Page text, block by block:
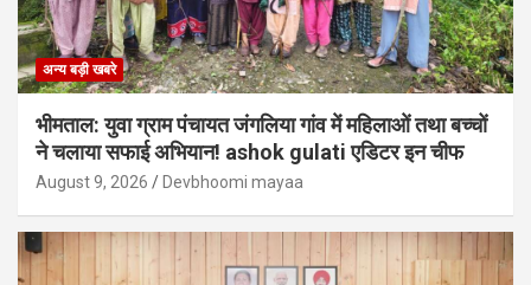
अन्य बड़ी खबरे
भीमताल: युवा ग्राम पंचायत जंगलिया गांव में महिलाओं तथा बच्चों
ने चलाया सफाई अभियान! ashok gulati एडिटर इन चीफ
August 9, 2026 Devbhoomi mayaa